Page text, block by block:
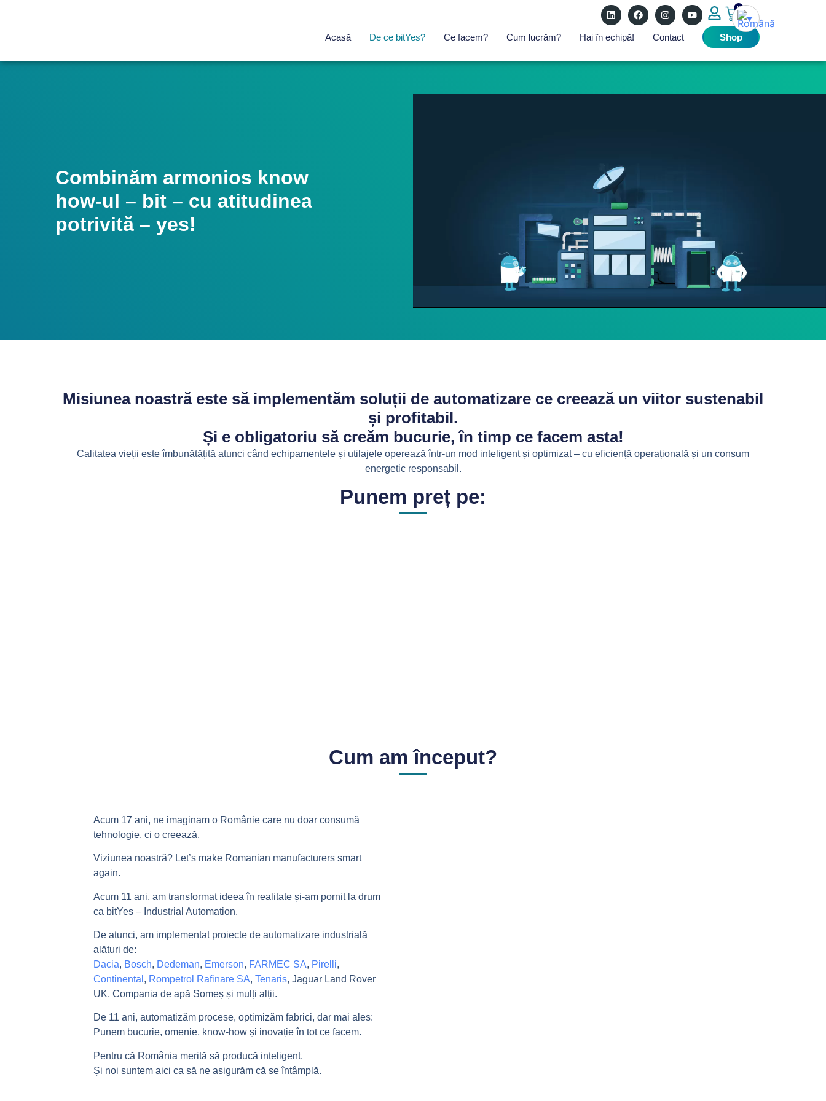
0
Acasă De ce bitYes? Ce facem? Cum lucrăm? Hai în echipă! Contact Shop
Combinăm armonios know
how-ul – bit – cu atitudinea
potrivită – yes!
Misiunea noastră este să implementăm soluții de automatizare ce creează un viitor sustenabil
și profitabil.
Și e obligatoriu să creăm bucurie, în timp ce facem asta!
Calitatea vieții este îmbunătățită atunci când echipamentele și utilajele operează într-un mod inteligent și optimizat – cu eficiență operațională și un consum
energetic responsabil.
Punem preț pe:
Cum am început?
Acum 17 ani, ne imaginam o Românie care nu doar consumă
tehnologie, ci o creează.
Viziunea noastră? Let’s make Romanian manufacturers smart
again.
Acum 11 ani, am transformat ideea în realitate și-am pornit la drum
ca bitYes – Industrial Automation.
De atunci, am implementat proiecte de automatizare industrială
alături de:
Dacia, Bosch, Dedeman, Emerson, FARMEC SA, Pirelli,
Continental , Rompetrol Rafinare SA, Tenaris, Jaguar Land Rover
UK, Compania de apă Someș și mulți alții.
De 11 ani, automatizăm procese, optimizăm fabrici, dar mai ales:
Punem bucurie, omenie, know-how și inovație în tot ce facem.
Pentru că România merită să producă inteligent.
Și noi suntem aici ca să ne asigurăm că se întâmplă.